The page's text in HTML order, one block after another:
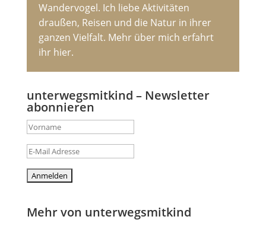
Wandervogel. Ich liebe Aktivitäten
draußen, Reisen und die Natur in ihrer
ganzen Vielfalt. Mehr über mich erfahrt
ihr hier.
unterwegsmitkind – Newsletter
abonnieren
Mehr von unterwegsmitkind